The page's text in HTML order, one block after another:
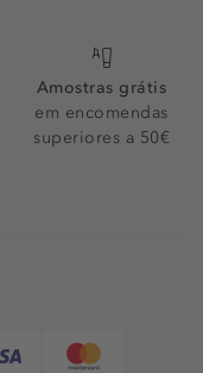
Amostras grátis
em encomendas
superiores a 50€